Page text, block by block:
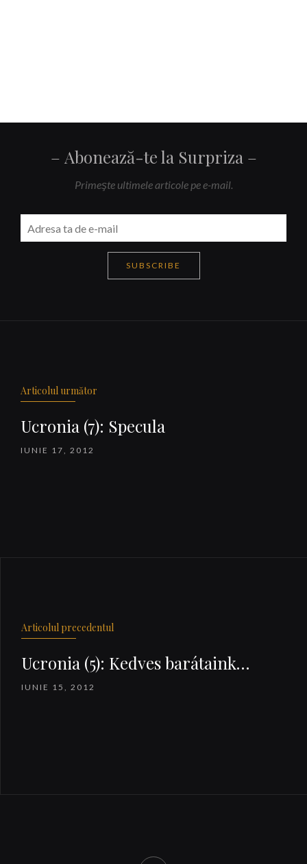
Abonează-te la Surpriza
Primeşte ultimele articole pe e-mail.
SUBSCRIBE
Articolul următor
Ucronia (7): Specula
IUNIE 17, 2012
Articolul precedentul
Ucronia (5): Kedves barátaink…
IUNIE 15, 2012